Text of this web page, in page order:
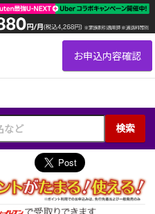
検索